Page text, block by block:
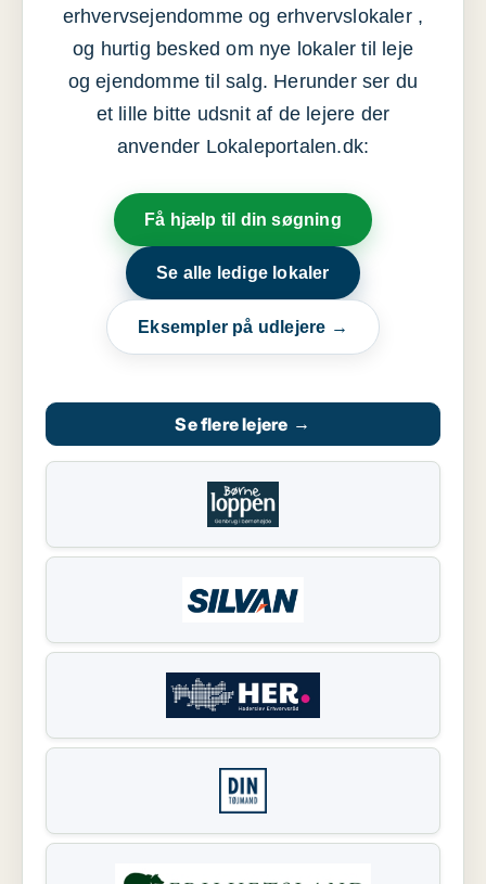
erhvervsejendomme og erhvervslokaler ,
og hurtig besked om nye lokaler til leje
og ejendomme til salg. Herunder ser du
et lille bitte udsnit af de lejere der
anvender Lokaleportalen.dk:
Få hjælp til din søgning
Se alle ledige lokaler
Eksempler på udlejere →
Se flere lejere →